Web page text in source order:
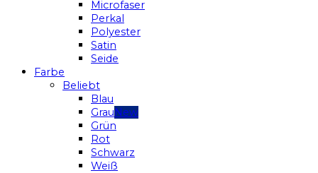
Microfaser
Perkal
Polyester
Satin
Seide
Farbe
Beliebt
Blau
Grau
Grün
Rot
Schwarz
Weiß